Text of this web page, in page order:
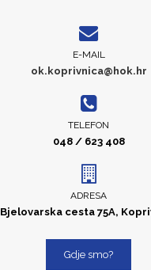
E-MAIL
ok.koprivnica@hok.hr
TELEFON
048 / 623 408
ADRESA
Bjelovarska cesta 75A,
Gdje smo?